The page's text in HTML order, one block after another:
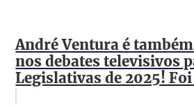
André Ventura é
nos debates televisivos
Legislativas de 2025!